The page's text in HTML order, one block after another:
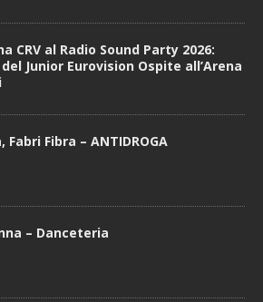
CRV al Radio Sound Party 2026:
Junior Eurovision Ospite all’Arena
Fabri Fibra – ANTIDROGA
– Danceteria